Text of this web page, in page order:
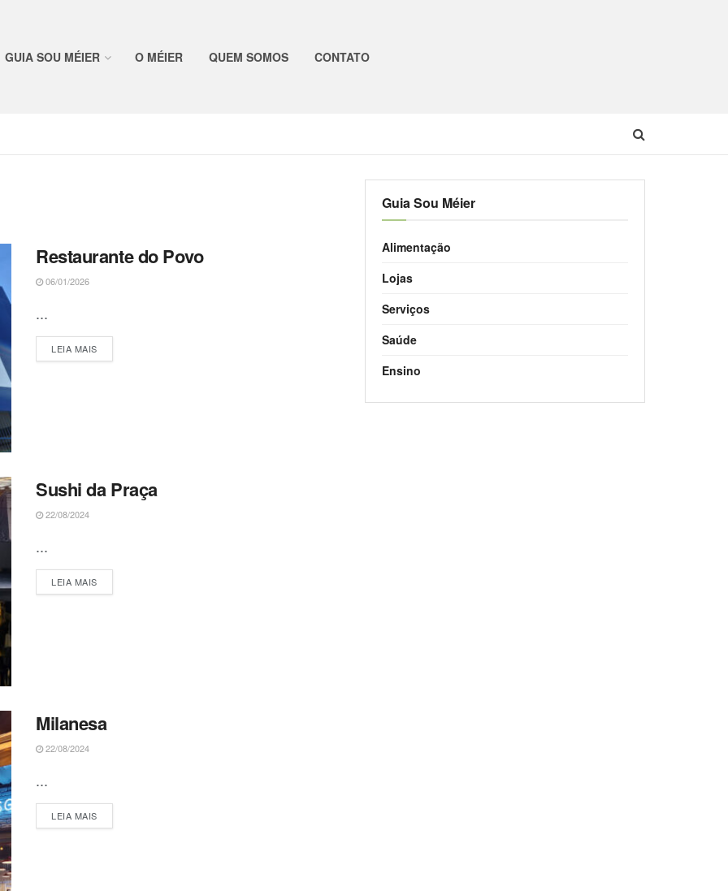
GUIA SOU MÉIER O MÉIER QUEM SOMOS CONTATO
Restaurante do Povo
06/01/2026
...
LEIA MAISDETAILS
Sushi da Praça
22/08/2024
...
LEIA MAISDETAILS
Milanesa
22/08/2024
...
LEIA MAISDETAILS
Guia Sou Méier
Alimentação
Lojas
Serviços
Saúde
Ensino